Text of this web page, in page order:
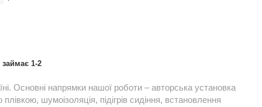
1-2
Основні напрямки нашої роботи – авторська установка
шумоізоляція, підігрів сидіння, встановлення